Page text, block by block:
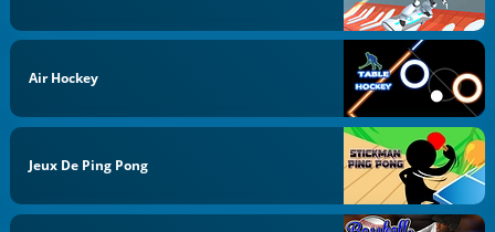
Air Hockey
Jeux De Ping Pong